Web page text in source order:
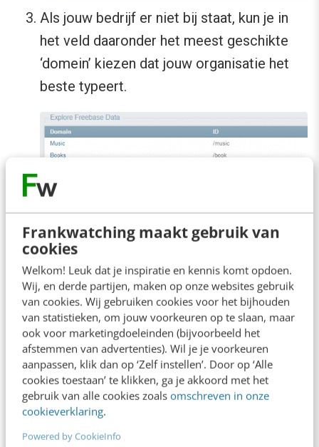
Frankwatching maakt gebruik van
cookies
Welkom! Leuk dat je inspiratie en kennis komt opdoen.
Wij, en derde partijen, maken op onze websites gebruik
van cookies. Wij gebruiken cookies voor het bijhouden
van statistieken, om jouw voorkeuren op te slaan, maar
ook voor marketingdoeleinden (bijvoorbeeld het
afstemmen van advertenties). Wil je je voorkeuren
aanpassen, klik dan op ‘Zelf instellen’. Door op ‘Alle
cookies toestaan’ te klikken, ga je akkoord met het
gebruik van alle cookies zoals omschreven in onze
cookieverklaring.
Powered by CookieInfo
Als jouw bedrijf er niet bij staat, kun je in
het veld daaronder het meest geschikte
‘domein’ kiezen dat jouw organisatie het
beste typeert.
Zodra je de naam van het domein hebt
gekozen, komt er weer een keuzeblok
naar voren. Kies het type dat het beste
past bij je organisatie. Dit kan bijvoorbeeld